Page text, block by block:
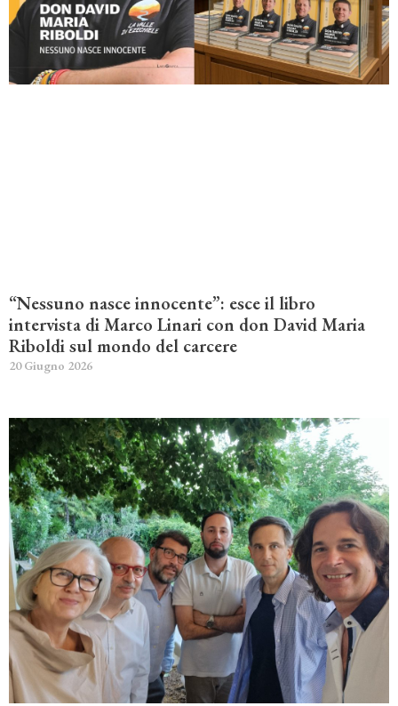
“Nessuno nasce innocente”: esce il libro
intervista di Marco Linari con don David Maria
Riboldi sul mondo del carcere
20 Giugno 2026